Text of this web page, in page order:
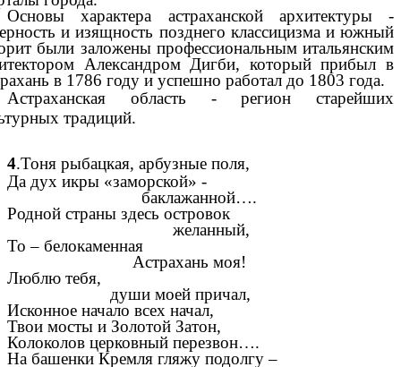
Основы характера астраханской архитектуры -
и изящность позднего классицизма и южный
были заложены профессиональным итальянским
Александром Дигби, который прибыл в
в 1786 году и успешно работал до 1803 года.
Астраханская область - регион старейших
традиций.
4.Тоня рыбацкая, арбузные поля,
Да дух икры «заморской» -
баклажанной….
Родной страны здесь островок
желанный,
То – белокаменная
Астрахань моя!
Люблю тебя,
души моей причал,
Исконное начало всех начал,
Твои мосты и Золотой Затон,
Колоколов церковный перезвон….
На башенки Кремля гляжу подолгу –